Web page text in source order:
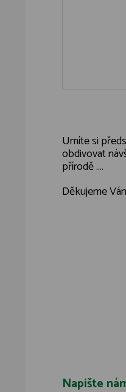
Umíte si
obdivovat
přírodě ....
Děkujeme
Napište